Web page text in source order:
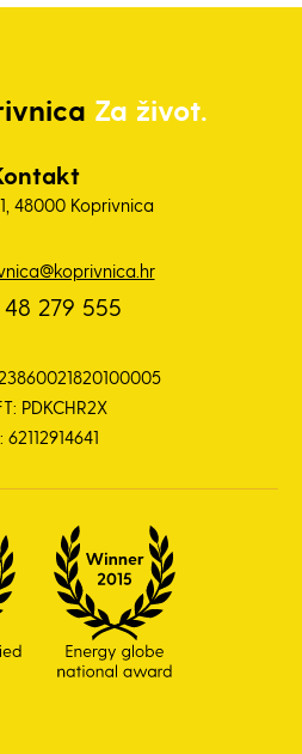
Za život.
48000 Koprivnica
48 279 555
PDKCHR2X
62112914641